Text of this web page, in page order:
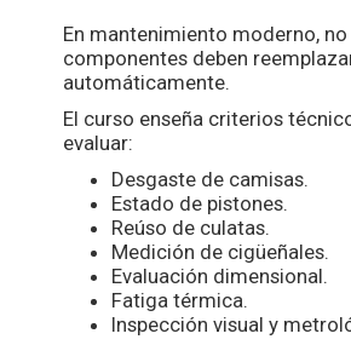
En mantenimiento moderno,
componentes deben
automáticamente.
El curso enseña criterios
evaluar:
Desgaste de camisas.
Estado de pistones.
Reúso de culatas.
Medición de cigüeñales.
Evaluación dimensional.
Fatiga térmica.
Inspección visual y